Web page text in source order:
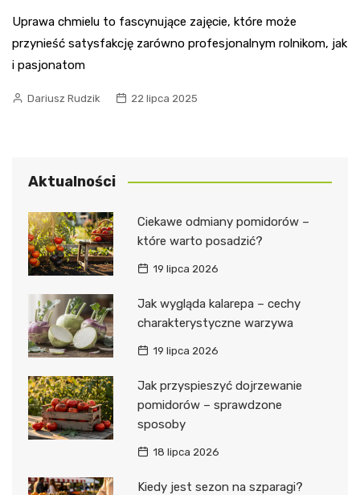
Uprawa chmielu to fascynujące zajęcie, które może
przynieść satysfakcję zarówno profesjonalnym rolnikom, jak
i pasjonatom
Dariusz Rudzik 22 lipca 2025
Aktualności
Ciekawe odmiany pomidorów –
które warto posadzić?
19 lipca 2026
Jak wygląda kalarepa – cechy
charakterystyczne warzywa
19 lipca 2026
Jak przyspieszyć dojrzewanie
pomidorów – sprawdzone
sposoby
18 lipca 2026
Kiedy jest sezon na szparagi?